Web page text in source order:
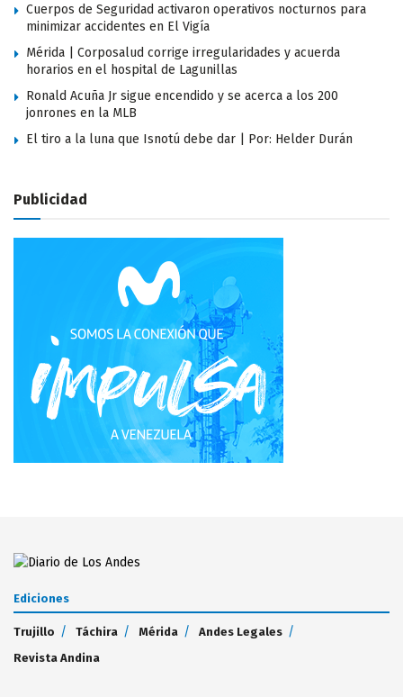
Cuerpos de Seguridad activaron operativos nocturnos para
minimizar accidentes en El Vigía
Mérida | Corposalud corrige irregularidades y acuerda
horarios en el hospital de Lagunillas
Ronald Acuña Jr sigue encendido y se acerca a los 200
jonrones en la MLB
El tiro a la luna que Isnotú debe dar | Por: Helder Durán
Publicidad
Ediciones
Trujillo Táchira Mérida
Andes Legales
Revista Andina